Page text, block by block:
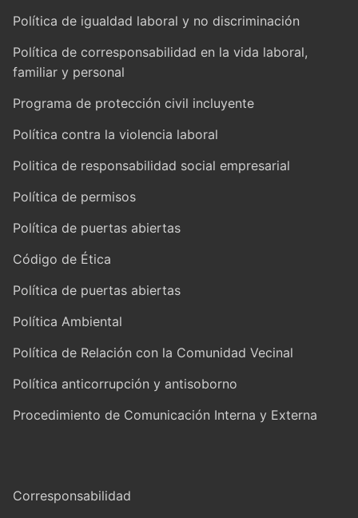
Política de igualdad laboral y no discriminación
Política de corresponsabilidad en la vida laboral,
familiar y personal
Programa de protección civil incluyente
Política contra la violencia laboral
Politica de responsabilidad social empresarial
Política de permisos
Política de puertas abiertas
Código de Ética
Política de puertas abiertas
Política Ambiental
Política de Relación con la Comunidad Vecinal
Política anticorrupción y antisoborno
Procedimiento de Comunicación Interna y Externa
Corresponsabilidad